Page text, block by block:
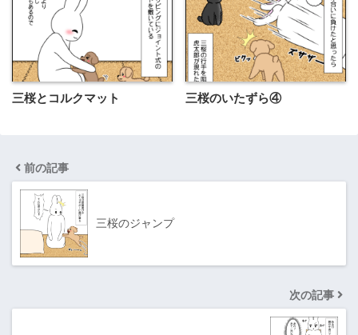
三桜とコルクマット 三桜のいたずら④
前の記事
三桜のジャンプ
次の記事